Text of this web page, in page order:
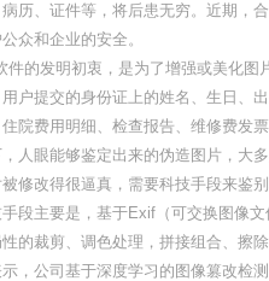
历、证件等，将后患无穷。近期，
众和企业的安全。
件的发明初衷，是为了增强或美化
户提交的身份证上的姓名、生日、
院费用明细、检查报告、维修费发
人眼能够鉴定出来的伪造图片，大
修改得很逼真，需要科技手段来鉴别
段主要是，基于Exif（可交换图像
的裁剪、调色处理，拼接组合、擦
，公司基于深度学习的图像篡改检